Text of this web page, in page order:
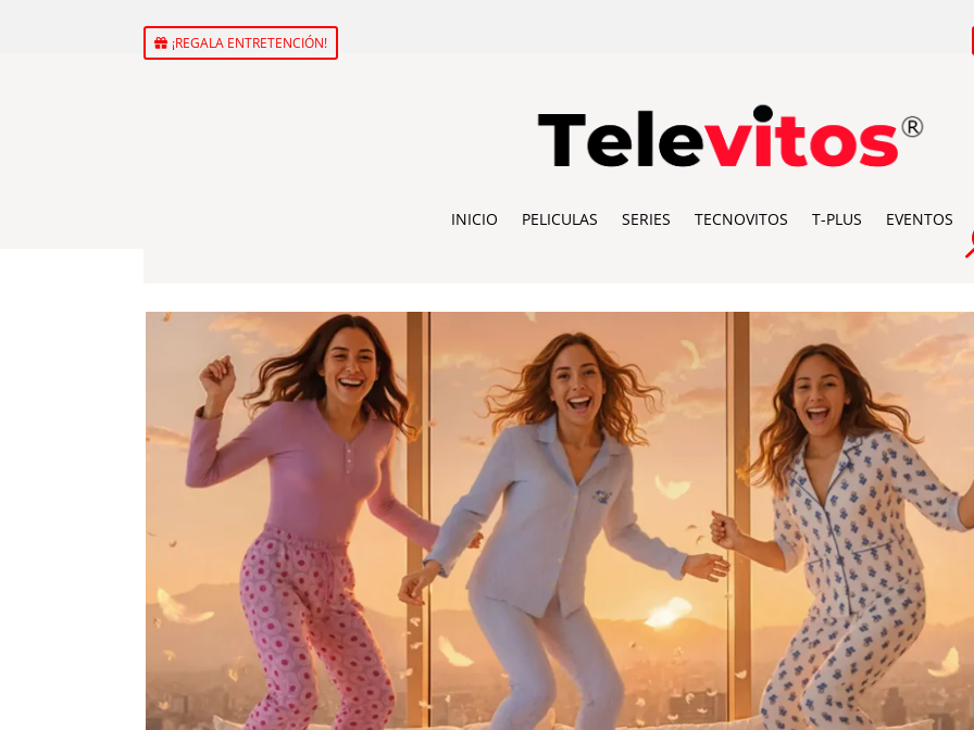
¡REGALA ENTRETENCIÓN!
INICIO PELICULAS SERIES TECNOVITOS T-PLUS EVENTOS